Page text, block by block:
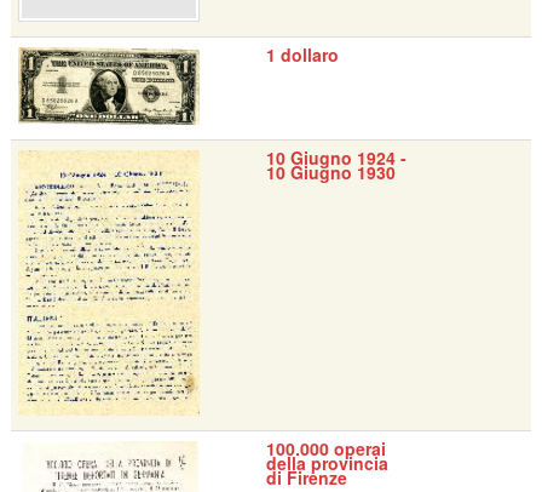
1 dollaro
10 Giugno 1924 -
10 Giugno 1930
100.000 operai
della provincia
di Firenze